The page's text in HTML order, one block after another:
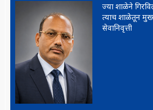
ज्या शाळेने
त्याच शाळेतून
सेवानिवृत्ती